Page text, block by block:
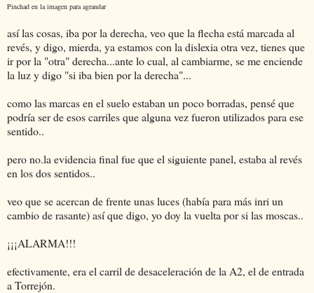
Pinchad en la imagen para agrandar
así las cosas, iba por la derecha, veo que la flecha está marcada al
revés, y digo, mierda, ya estamos con la dislexia otra vez, tienes que
ir por la "otra" derecha...ante lo cual, al cambiarme, se me enciende
la luz y digo "si iba bien por la derecha"...
como las marcas en el suelo estaban un poco borradas, pensé que
podría ser de esos carriles que alguna vez fueron utilizados para ese
sentido..
pero no.la evidencia final fue que el siguiente panel, estaba al revés
en los dos sentidos..
veo que se acercan de frente unas luces (había para más inri un
cambio de rasante) así que digo, yo doy la vuelta por si las moscas..
¡¡¡ALARMA!!!
efectivamente, era el carril de desaceleración de la A2, el de entrada
a Torrejón.